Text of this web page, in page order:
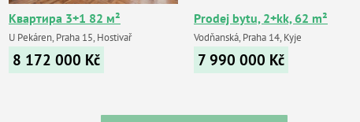
Квартира 3+1 82 м²
U Pekáren, Praha 15, Hostivař
8 172 000 Kč
Prodej bytu, 2+kk, 62 m²
Vodňanská, Praha 14, Kyje
7 990 000 Kč